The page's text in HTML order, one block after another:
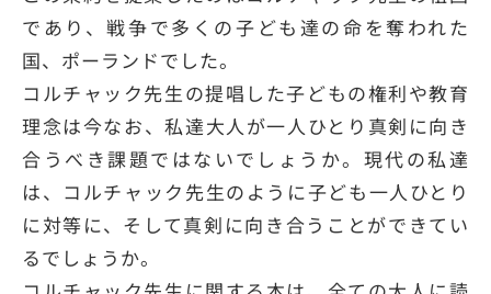
であり、戦争で多くの子ども達の命を奪われた
国、ポーランドでした。
コルチャック先生の提唱した子どもの権利や教育
理念は今なお、私達大人が一人ひとり真剣に向き
合うべき課題ではないでしょうか。現代の私達
は、コルチャック先生のように子ども一人ひとり
に対等に、そして真剣に向き合うことができてい
るでしょうか。